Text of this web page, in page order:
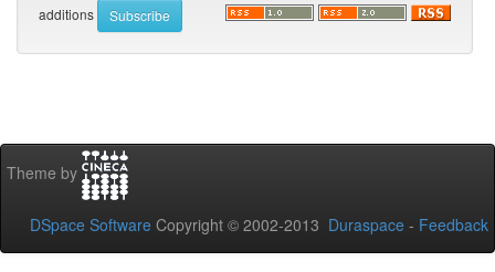
additions
Theme by
DSpace Software Copyright © 2002-2013 Duraspace - Feedback